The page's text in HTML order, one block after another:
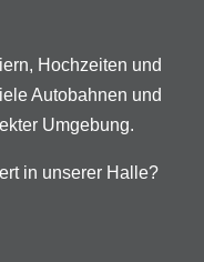
Hochzeiten und
Autobahnen und
Umgebung.
in unserer Halle?